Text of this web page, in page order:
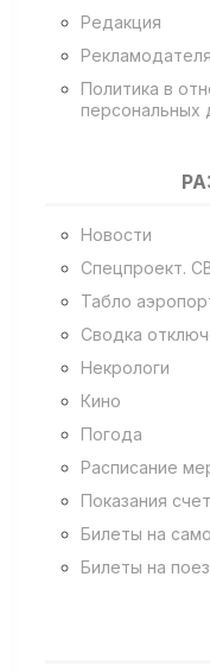
Редакция
Политика в
персональных
Новости
Спецпроект.
Табло
Сводка
Некрологи
Кино
Погода
Расписание
Показания
Билеты на
Билеты на